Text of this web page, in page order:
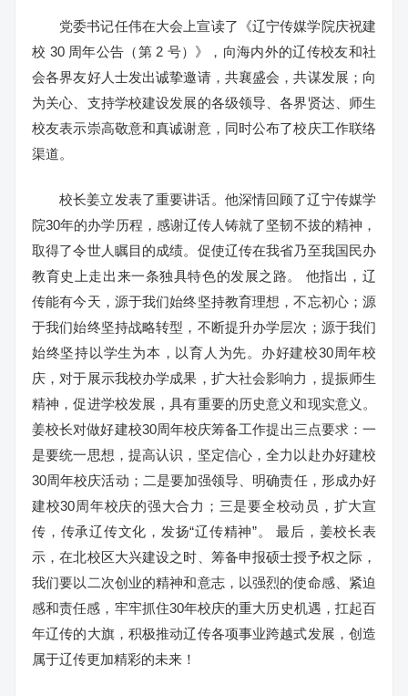
党委书记任伟在大会上宣读了《辽宁传媒学院庆祝建
校 30 周年公告（第 2 号）》，向海内外的辽传校友和社
会各界友好人士发出诚挚邀请，共襄盛会，共谋发展；向
为关心、支持学校建设发展的各级领导、各界贤达、师生
校友表示崇高敬意和真诚谢意，同时公布了校庆工作联络
渠道。
校长姜立发表了重要讲话。他深情回顾了辽宁传媒学
院30年的办学历程，感谢辽传人铸就了坚韧不拔的精神，
取得了令世人瞩目的成绩。促使辽传在我省乃至我国民办
教育史上走出来一条独具特色的发展之路。 他指出，辽
传能有今天，源于我们始终坚持教育理想，不忘初心；源
于我们始终坚持战略转型，不断提升办学层次；源于我们
始终坚持以学生为本，以育人为先。办好建校30周年校
庆，对于展示我校办学成果，扩大社会影响力，提振师生
精神，促进学校发展，具有重要的历史意义和现实意义。
姜校长对做好建校30周年校庆筹备工作提出三点要求：一
是要统一思想，提高认识，坚定信心，全力以赴办好建校
30周年校庆活动；二是要加强领导、明确责任，形成办好
建校30周年校庆的强大合力；三是要全校动员，扩大宣
传，传承辽传文化，发扬“辽传精神”。 最后，姜校长表
示，在北校区大兴建设之时、筹备申报硕士授予权之际，
我们要以二次创业的精神和意志，以强烈的使命感、紧迫
感和责任感，牢牢抓住30年校庆的重大历史机遇，扛起百
年辽传的大旗，积极推动辽传各项事业跨越式发展，创造
属于辽传更加精彩的未来！